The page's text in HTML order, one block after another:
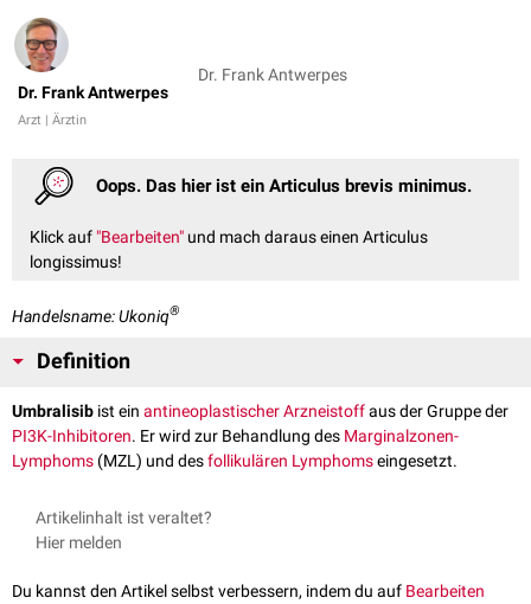
Dr. Frank Antwerpes
Arzt | Ärztin
Dr. Frank Antwerpes
Oops. Das hier ist ein Articulus brevis minimus.
Klick auf "Bearbeiten" und mach daraus einen Articulus
longissimus!
Handelsname: Ukoniq®
Definition
Umbralisib ist ein antineoplastischerArzneistoffaus der Gruppe der
PI3K-Inhibitoren. Er wird zur Behandlung des Marginalzonen-
Lymphoms (MZL) und desfollikulären Lymphomseingesetzt.
Artikelinhalt ist veraltet?
Hier melden
Du kannst den Artikel selbst verbessern, indem du auf Bearbeiten